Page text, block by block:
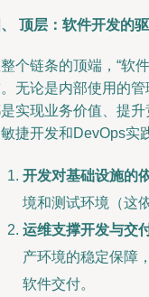
顶层：软件开发的
个链条的顶端，“软
无论是内部使用的
实现业务价值、提
捷开发和DevOps实
开发对基础设施的
境和测试环境（这
运维支撑开发与交
产环境的稳定保障
软件交付。